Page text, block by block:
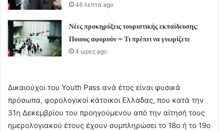
46 λεπτά ago
Νέες προκηρύξεις τουριστικής εκπαίδευσης:
Ποιους αφορούν – Τι πρέπει να γνωρίζετε
4 ώρες ago
Δικαιούχοι του Youth Pass ανά έτος είναι φυσικά
πρόσωπα, φορολογικοί κάτοικοι Ελλάδας, που κατά την
31η Δεκεμβρίου του προηγούμενου από την αίτησή τους
ημερολογιακού έτους έχουν συμπληρώσει το 18ο ή το 19ο